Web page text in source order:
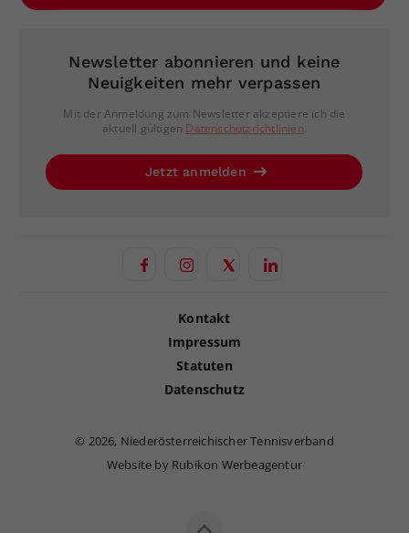
Newsletter abonnieren und keine
Neuigkeiten mehr verpassen
Mit der Anmeldung zum Newsletter akzeptiere ich die
aktuell gültigen Datenschutzrichtlinien.
Jetzt anmelden
Kontakt
Impressum
Statuten
Datenschutz
© 2026, Niederösterreichischer Tennisverband
Website by Rubikon Werbeagentur